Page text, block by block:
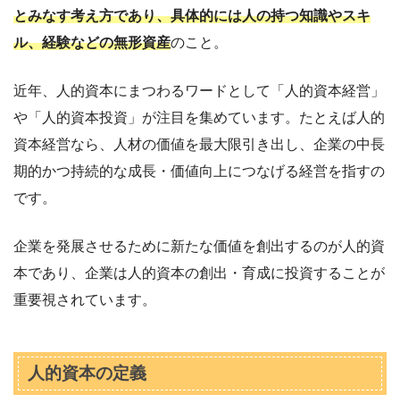
とみなす考え方であり、具体的には人の持つ知識やスキ
ル、経験などの無形資産のこと。
近年、人的資本にまつわるワードとして「人的資本経営」
や「人的資本投資」が注目を集めています。たとえば人的
資本経営なら、人材の価値を最大限引き出し、企業の中長
期的かつ持続的な成長・価値向上につなげる経営を指すの
です。
企業を発展させるために新たな価値を創出するのが人的資
本であり、企業は人的資本の創出・育成に投資することが
重要視されています。
人的資本の定義